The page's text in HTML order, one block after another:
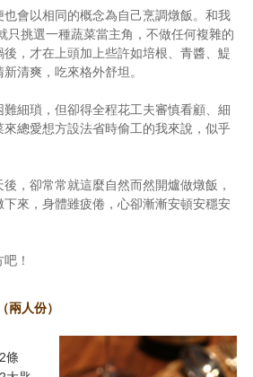
會以相同的概念為自己烹調燉飯。和我
只挑選一種蔬菜當主角，不做任何複雜的
，才在上頭加上些許如培根、青醬、鯷
清爽，吃來格外舒坦。
細瑣，但卻得全程花工夫審慎看顧、細
總愛想方設法省時偷工的我來說，似乎
，卻常常就這麼自然而然開爐做燉飯，
來，身體雖疲倦，心卻漸漸安頓安穩安
！
人份）
2條